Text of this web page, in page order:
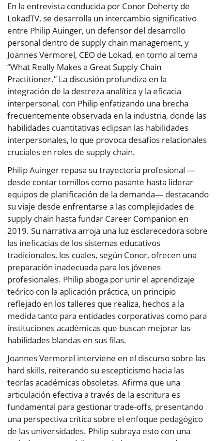
En la entrevista conducida por Conor Doherty de
LokadTV, se desarrolla un intercambio significativo
entre Philip Auinger, un defensor del desarrollo
personal dentro de supply chain management, y
Joannes Vermorel, CEO de Lokad, en torno al tema
“What Really Makes a Great Supply Chain
Practitioner.” La discusión profundiza en la
integración de la destreza analítica y la eficacia
interpersonal, con Philip enfatizando una brecha
frecuentemente observada en la industria, donde las
habilidades cuantitativas eclipsan las habilidades
interpersonales, lo que provoca desafíos relacionales
cruciales en roles de supply chain.
Philip Auinger repasa su trayectoria profesional —
desde contar tornillos como pasante hasta liderar
equipos de planificación de la demanda— destacando
su viaje desde enfrentarse a las complejidades de
supply chain hasta fundar Career Companion en
2019. Su narrativa arroja una luz esclarecedora sobre
las ineficacias de los sistemas educativos
tradicionales, los cuales, según Conor, ofrecen una
preparación inadecuada para los jóvenes
profesionales. Philip aboga por unir el aprendizaje
teórico con la aplicación práctica, un principio
reflejado en los talleres que realiza, hechos a la
medida tanto para entidades corporativas como para
instituciones académicas que buscan mejorar las
habilidades blandas en sus filas.
Joannes Vermorel interviene en el discurso sobre las
hard skills, reiterando su escepticismo hacia las
teorías académicas obsoletas. Afirma que una
articulación efectiva a través de la escritura es
fundamental para gestionar trade-offs, presentando
una perspectiva crítica sobre el enfoque pedagógico
de las universidades. Philip subraya esto con una